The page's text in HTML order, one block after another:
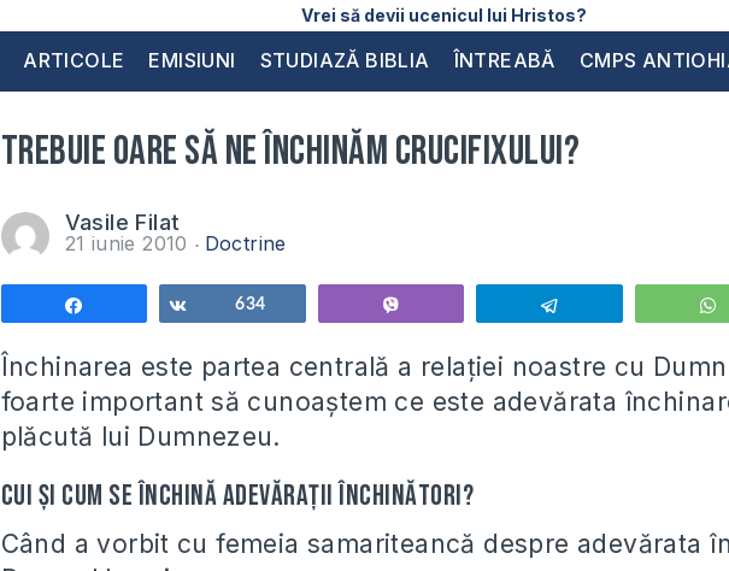
Vrei să devii ucenicul lui Hristos?
ARTICOLE EMISIUNI STUDIAZĂ BIBLIA ÎNTREABĂ CMPS
Trebuie oare să ne închinăm crucifixului?
Vasile Filat
21 iunie 2010 Doctrine
Share634
Închinarea este partea centrală a relaţiei noastre cu
foarte important să cunoaştem ce este adevărata
plăcută lui Dumnezeu.
Cui şi cum se închină adevăraţii închinători?
Când a vorbit cu femeia samariteancă despre adevărata